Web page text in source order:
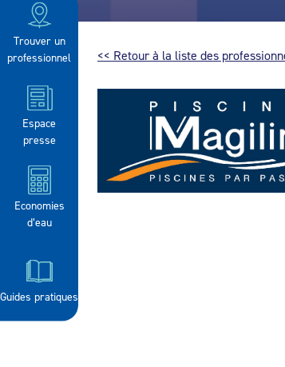
Trouver un
professionnel
Espace
presse
Economies
d’eau
Guides pratiques
<< Retour à la liste des